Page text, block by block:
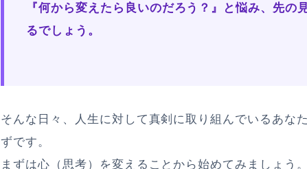
『何から変えたら良いのだろう？』と悩み、先
るでしょう。
そんな日々、人生に対して真剣に取り組んでいるあな
ずです。
まずは心（思考）を変えることから始めてみましょう。